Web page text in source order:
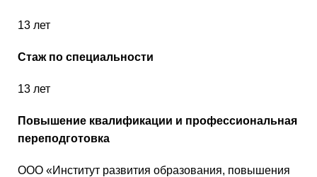
13 лет
Стаж по специальности
13 лет
Повышение квалификации и профессиональная
переподготовка
ООО «Институт развития образования, повышения